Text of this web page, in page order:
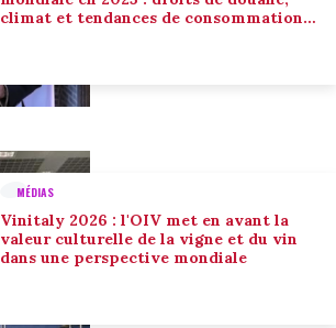
climat et tendances de consommation
MÉDIAS
Vinitaly 2026 : l'OIV met en avant la
valeur culturelle de la vigne et du vin
dans une perspective mondiale